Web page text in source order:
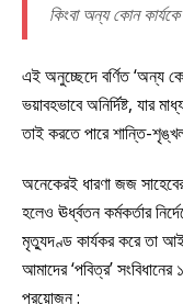
কিংবা অন্য কোন
এই অনুচ্ছেদে বর্ণিত ‘অন্য
ভয়াবহভাবে অনির্দিষ্ট, যার
তাই করতে পারে শান্তি-
অনেকেরই ধারণা জজ
হলেও ঊর্ধ্বতন কর্মকর্তার
মৃত্যুদণ্ড কার্যকর করে তা
আমাদের ‘পবিত্র’
প্রয়োজন :